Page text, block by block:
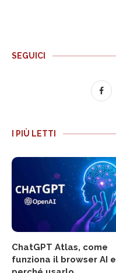
SEGUICI
I PIÙ LETTI
ChatGPT Atlas, come
funziona il browser AI e